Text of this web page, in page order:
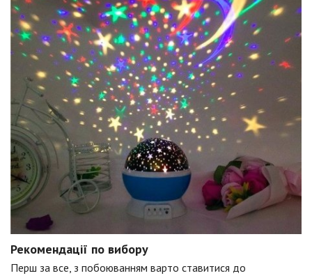
Рекомендації по вибору
Перш за все, з побоюванням варто ставитися до